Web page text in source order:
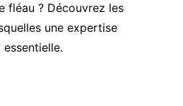
fléau ? Découvrez les
une expertise